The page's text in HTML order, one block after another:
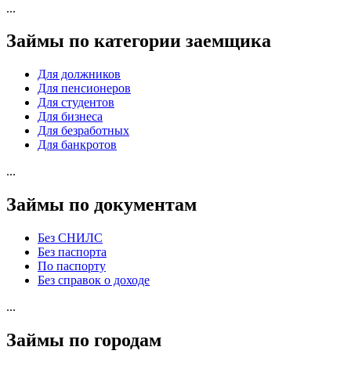
...
Займы по категории заемщика
Для должников
Для пенсионеров
Для студентов
Для бизнеса
Для безработных
Для банкротов
...
Займы по документам
Без СНИЛС
Без паспорта
По паспорту
Без справок о доходе
...
Займы по городам